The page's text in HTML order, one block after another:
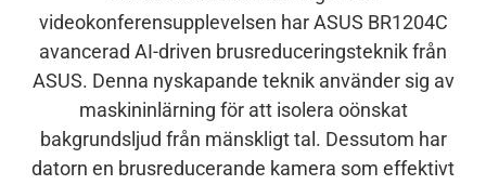
videokonferensupplevelsen har ASUS BR1204C
avancerad AI-driven brusreduceringsteknik från
ASUS. Denna nyskapande teknik använder sig av
maskininlärning för att isolera oönskat
bakgrundsljud från mänskligt tal. Dessutom har
datorn en brusreducerande kamera som effektivt